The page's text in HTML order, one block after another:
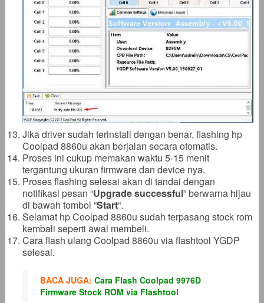
Jika driver sudah terinstall dengan benar, flashing hp
Coolpad 8860u akan berjalan secara otomatis.
Proses ini cukup memakan waktu 5-15 menit
tergantung ukuran firmware dan device nya.
Proses flashing selesai akan di tandai dengan
notifikasi pesan “Upgrade successful” berwarna hijau
di bawah tombol “Start“.
Selamat hp Coolpad 8860u sudah terpasang stock rom
kembali seperti awal membeli.
Cara flash ulang Coolpad 8860u via flashtool YGDP
selesai.
BACA JUGA: Cara Flash Coolpad 9976D
Firmware Stock ROM via Flashtool